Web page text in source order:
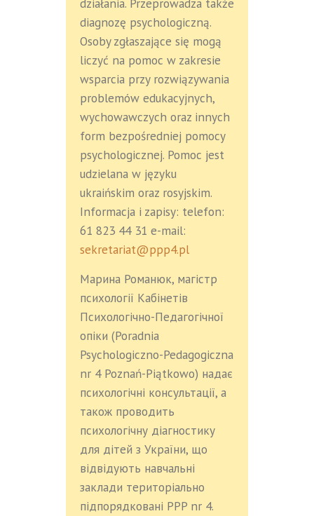
działania. Przeprowadza także
diagnozę psychologiczną.
Osoby zgłaszające się mogą
liczyć na pomoc w zakresie
wsparcia przy rozwiązywania
problemów edukacyjnych,
wychowawczych oraz innych
form bezpośredniej pomocy
psychologicznej. Pomoc jest
udzielana w języku
ukraińskim oraz rosyjskim.
Informacja i zapisy: telefon:
61 823 44 31 e-mail:
sekretariat@ppp4.pl
Марина Романюк, магістр
психології Кабінетів
Психологічно-Педагогічної
опіки (Poradnia
Psychologiczno-Pedagogiczna
nr 4 Poznań-Piątkowо) надає
психологічні консультації, а
також проводить
психологічну діагностику
для дітей з України, що
відвідують навчальні
заклади територіально
підпорядковані PPP nr 4.